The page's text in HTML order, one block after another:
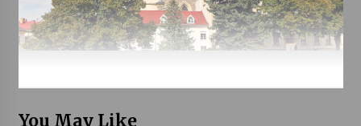
You May Like